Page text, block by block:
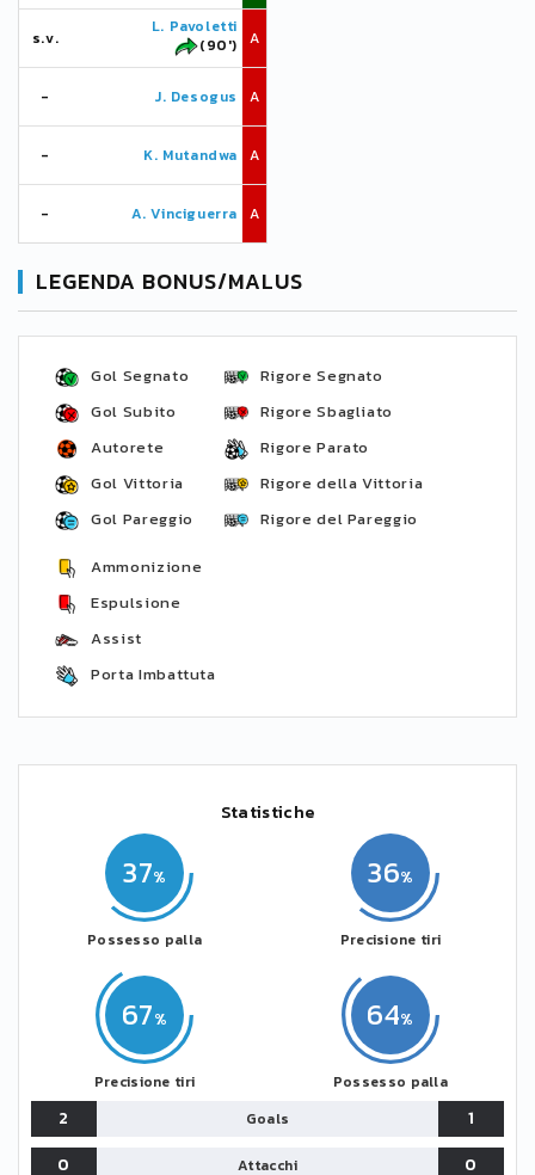
s.v.
L. Pavoletti
(90')
A
- J. Desogus A
- K. Mutandwa A
- A. Vinciguerra A
LEGENDA BONUS/MALUS
Gol Segnato
Gol Subito
Autorete
Gol Vittoria
Gol Pareggio
Rigore Segnato
Rigore Sbagliato
Rigore Parato
Rigore della Vittoria
Rigore del Pareggio
Ammonizione
Espulsione
Assist
Porta Imbattuta
Statistiche
37
Possesso palla
67
Precisione tiri
64
Possesso palla
36
Precisione tiri
2 Goals
1
0
Attacchi 0